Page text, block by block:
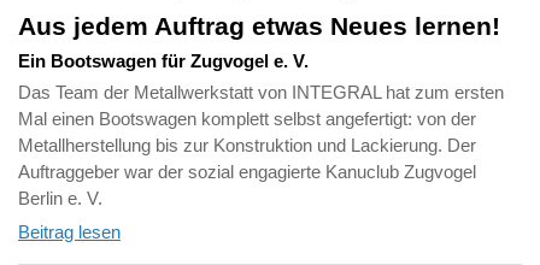
Aus jedem Auftrag etwas Neues lernen!
Ein Bootswagen für Zugvogel e. V.
Das Team der Metallwerkstatt von INTEGRAL hat zum ersten
Mal einen Bootswagen komplett selbst angefertigt: von der
Metallherstellung bis zur Konstruktion und Lackierung. Der
Auftraggeber war der sozial engagierte Kanuclub Zugvogel
Berlin e. V.
Beitrag lesen